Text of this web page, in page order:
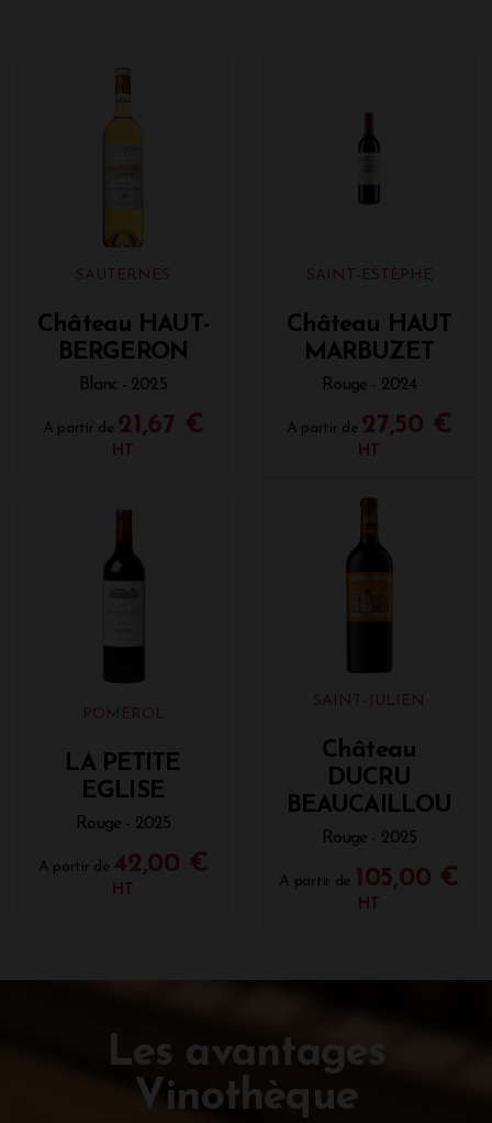
SAUTERNES
Château HAUT-
BERGERON
Blanc - 2025
A partir de 21,67 €
HT
SAINT-ESTÈPHE
Château HAUT
MARBUZET
Rouge - 2024
A partir de 27,50 €
HT
POMEROL
LA PETITE
EGLISE
Rouge - 2025
A partir de 42,00 €
HT
SAINT-JULIEN
Château
DUCRU
BEAUCAILLOU
Rouge - 2025
A partir de 105,00 €
HT
Les avantages
Vinothèque